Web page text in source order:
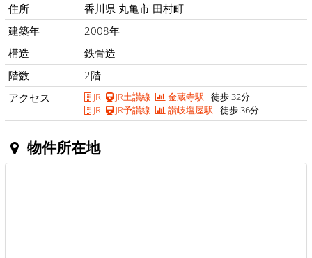
住所
香川県 丸亀市 田村町
建築年
2008年
構造
鉄骨造
階数
2階
アクセス
JR JR土讃線 金蔵寺駅 徒歩 32分
JR
JR予讃線 讃岐塩屋駅 徒歩 36分
物件所在地